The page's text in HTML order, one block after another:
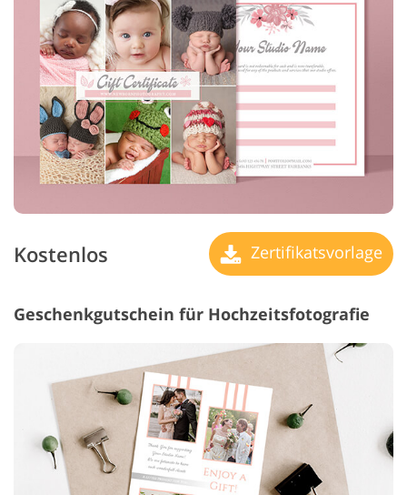
Kostenlos Zertifikatsvorlage
Geschenkgutschein für Hochzeitsfotografie